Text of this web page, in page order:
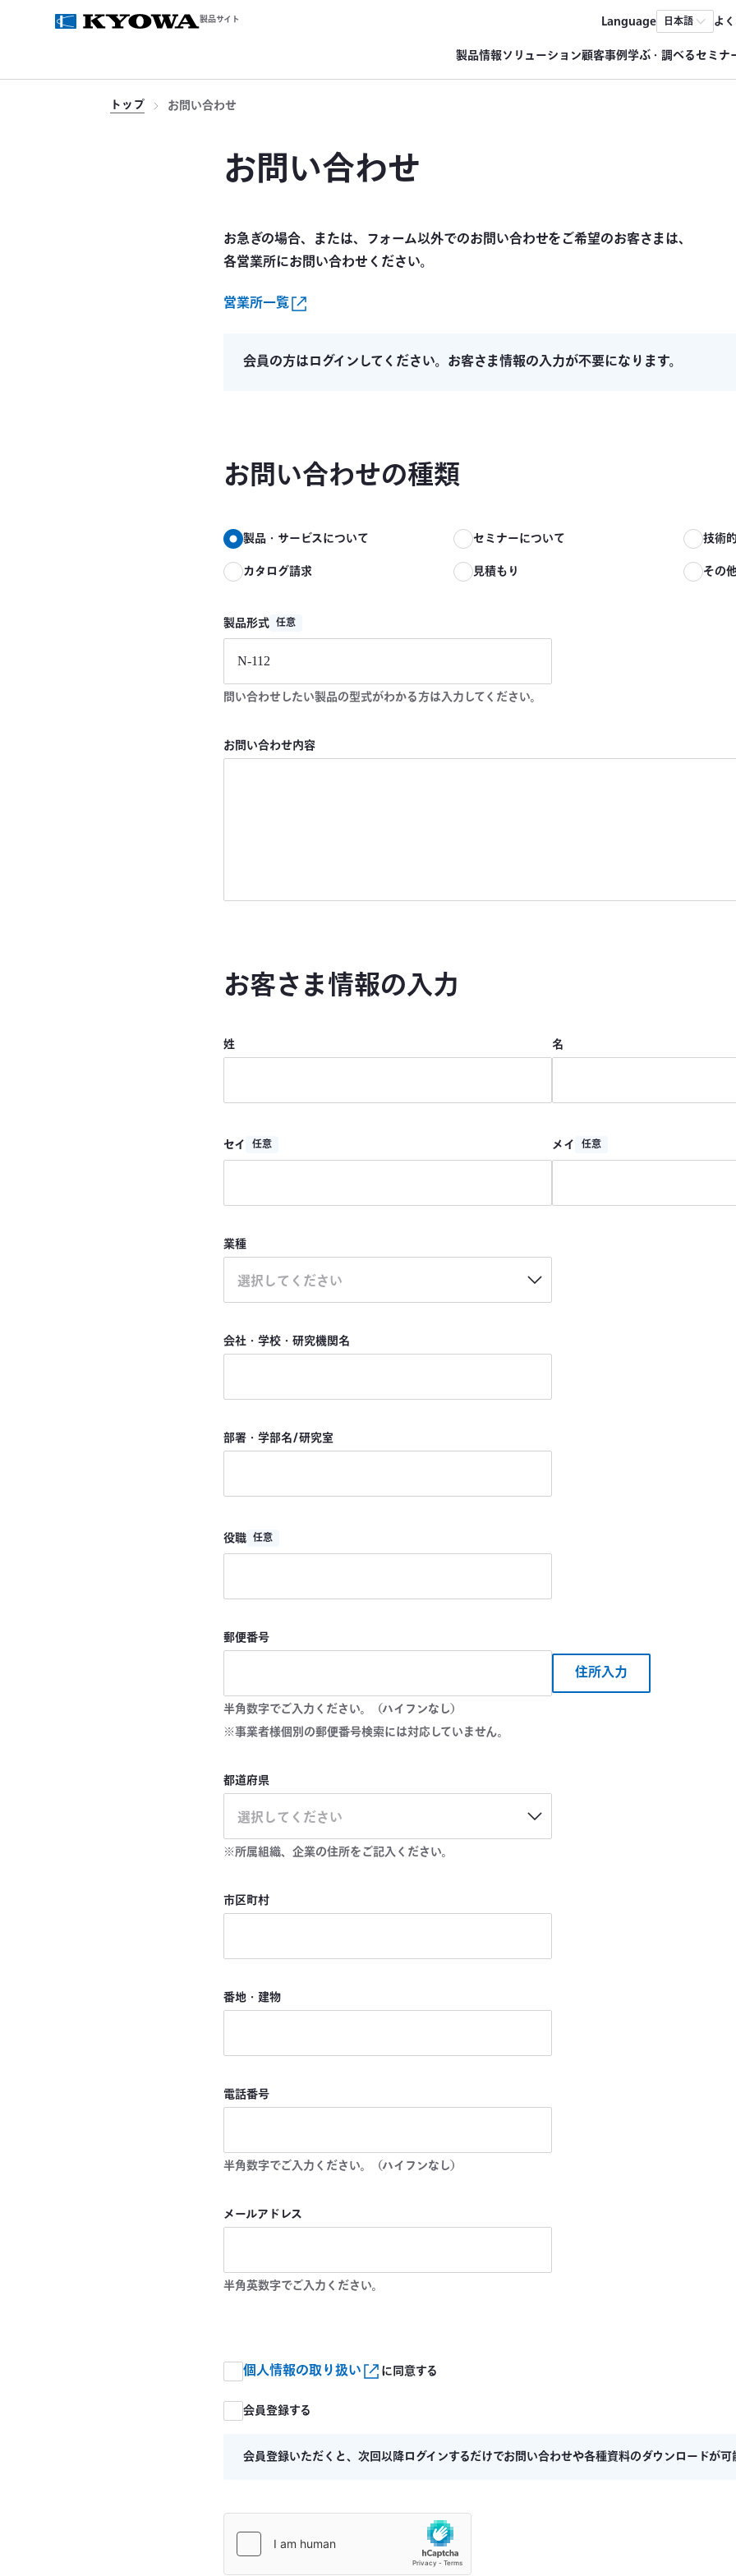
製品サイト Language 日本語 よ
製品情報ソリューション顧客事例学ぶ・調べるセミナ
トップ お問い合わせ
お問い合わせ
お急ぎの場合、または、フォーム以外でのお問い合わせをご希望のお客さまは、
各営業所にお問い合わせください。
営業所一覧
会員の方はログインしてください。お客さま情報の入力が不要になります。
お問い合わせの種類
製品・サービスについて セミナーについて
技術
カタログ請求
見積もり その
製品形式 任意
問い合わせしたい製品の型式がわかる方は入力してください。
お問い合わせ内容
お客さま情報の入力
姓 名
セイ 任意 メイ 任意
業種
選択してください
会社・学校・研究機関名
部署・学部名/研究室
役職 任意
郵便番号
住所入力
半角数字でご入力ください。（ハイフンなし）
※事業者様個別の郵便番号検索には対応していません。
都道府県
選択してください
※所属組織、企業の住所をご記入ください。
市区町村
番地・建物
電話番号
半角数字でご入力ください。（ハイフンなし）
メールアドレス
半角英数字でご入力ください。
個人情報の取り扱い に同意する
会員登録する
会員登録いただくと、次回以降ログインするだけでお問い合わせや各種資料のダウンロードが可